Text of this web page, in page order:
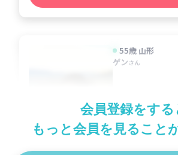
5
55歳 山形
ゲン さん
年収600～700万
身長 170cm
はじめまして。 仕事はサラリーマンで、一般事務、時には営
業もやります！一応管理職です。 男性ば
会員登録をする
もっと会員を見ること